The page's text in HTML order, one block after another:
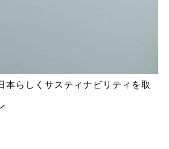
本らしくサスティナビリティを取